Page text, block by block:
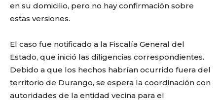
en su domicilio, pero no hay confirmación sobre
estas versiones.
El caso fue notificado a la Fiscalía General del
Estado, que inició las diligencias correspondientes.
Debido a que los hechos habrían ocurrido fuera del
territorio de Durango, se espera la coordinación con
autoridades de la entidad vecina para el